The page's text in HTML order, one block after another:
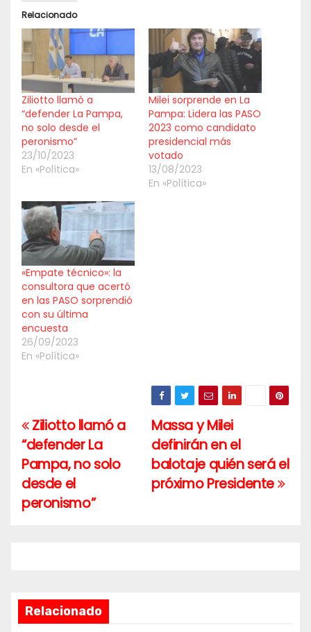
Relacionado
Ziliotto llamó a
“defender La Pampa,
no solo desde el
peronismo”
23/10/2023
En «Política»
Milei sorprende en La
Pampa: Lidera las PASO
2023 como candidato
presidencial más
votado
13/08/2023
En «Política»
«Empate técnico»: la
consultora que acertó
en las PASO sorprendió
con su última
encuesta
26/09/2023
En «Política»
Navegación
de
entradas
Massa y Milei
definirán en el
balotaje quién será el
próximo Presidente
Ziliotto llamó a
“defender La
Pampa, no solo
desde el
peronismo”
Relacionado